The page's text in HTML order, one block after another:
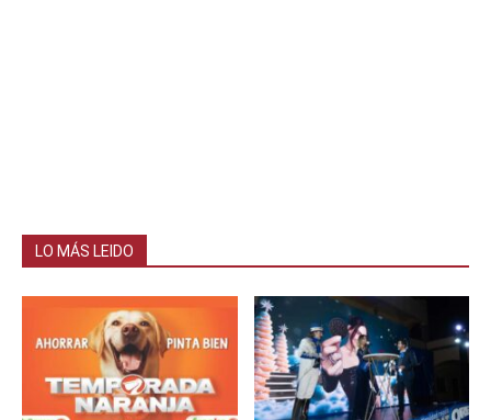
LO MÁS LEIDO